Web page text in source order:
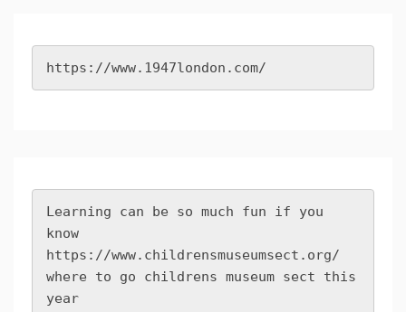
https://www.1947london.com/
Learning can be so much fun if you
https://www.childrensmuseumsect.org/
where to go childrens museum sect this
year